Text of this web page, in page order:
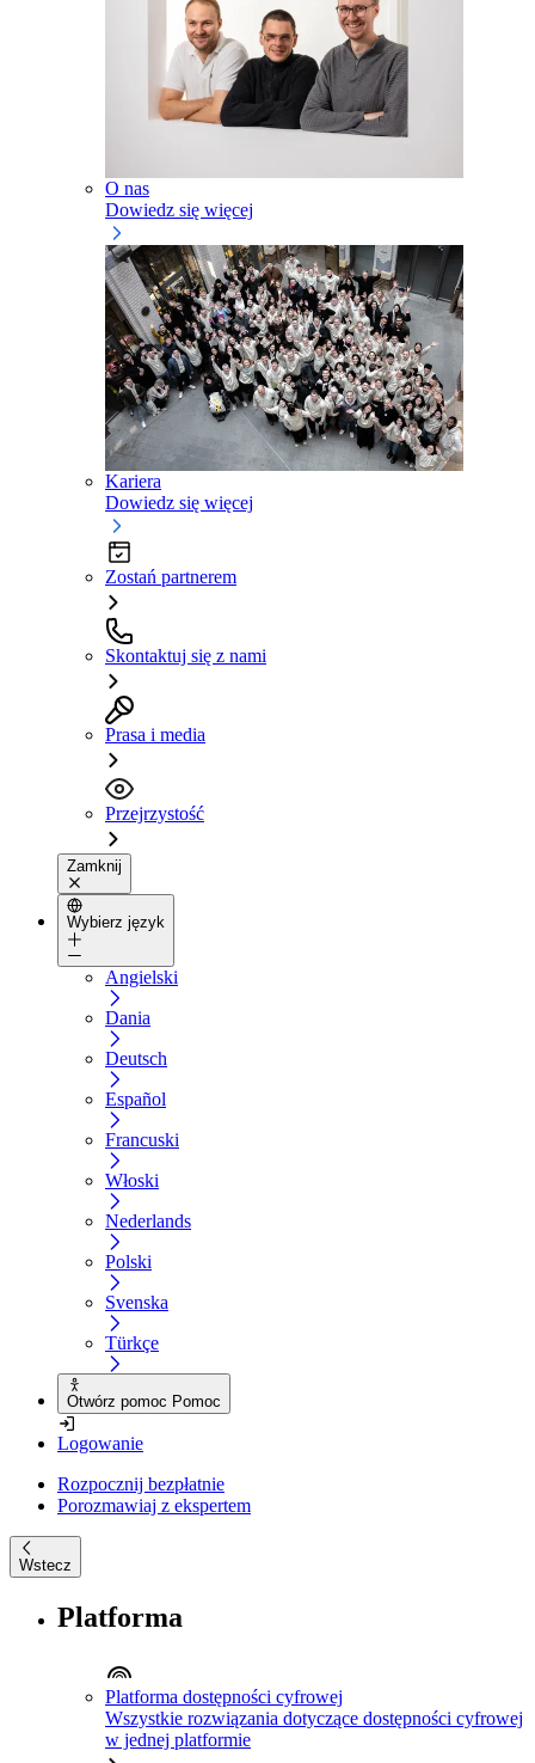
O nas
Dowiedz się więcej
Kariera
Dowiedz się więcej
Zostań partnerem
Skontaktuj się z nami
Prasa i media
Przejrzystość
Zamknij
Wybierz język
Angielski
Dania
Deutsch
Español
Francuski
Włoski
Nederlands
Polski
Svenska
Türkçe
Otwórz pomoc Pomoc
Logowanie
Rozpocznij bezpłatnie
Porozmawiaj z ekspertem
Wstecz
Platforma
Platforma dostępności cyfrowej
Wszystkie rozwiązania dotyczące dostępności cyfrowej
w jednej platformie